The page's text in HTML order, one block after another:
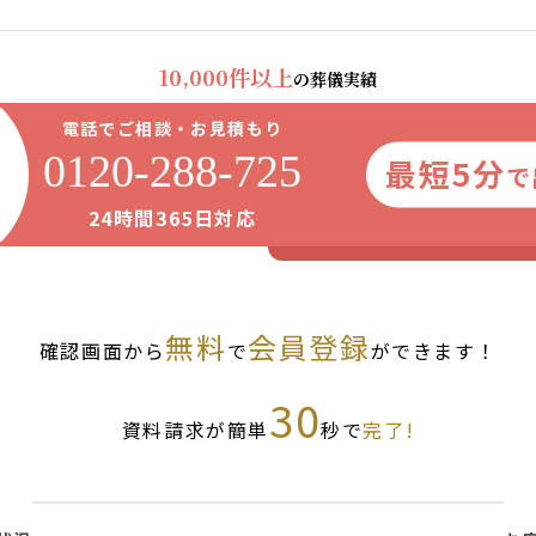
10,000件以上の葬儀実績
電話でご相談・お見積もり
0120-288-725
24時間365日対応
最短5分
確認画面から無料で会員登録ができます！
資料請求が簡単30秒で完了!